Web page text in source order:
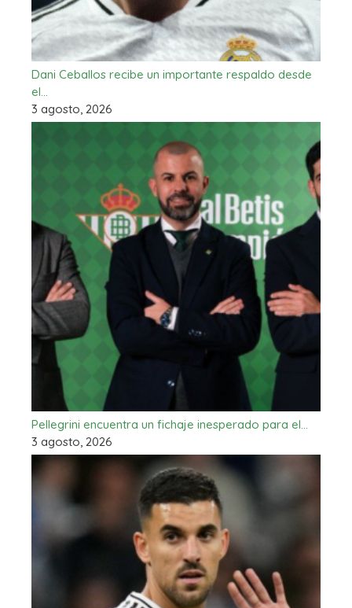
Dani Ceballos recibe un importante respaldo desde
el…
3 agosto, 2026
Pellegrini encuentra un fichaje inesperado para el…
3 agosto, 2026